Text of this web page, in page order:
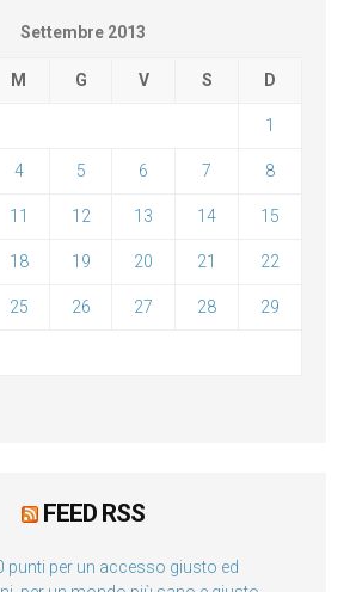
Settembre 2013
M G V S D
1
4 5 6 7 8
11 12 13 14 15
18 19 20 21 22
25 26 27 28 29
FEED RSS
punti per un accesso giusto ed